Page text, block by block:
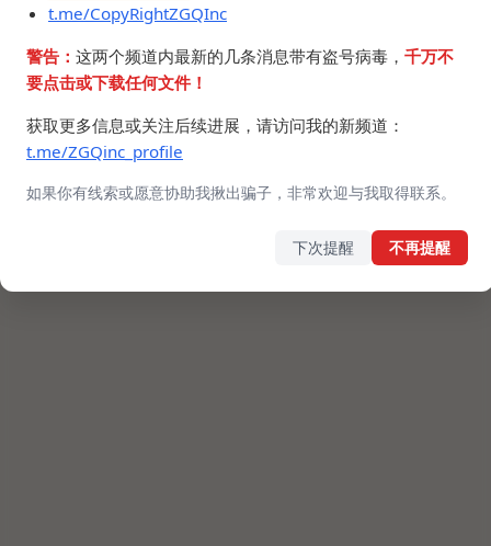
t.me/CopyRightZGQInc
警告： 这两个频道内最新的几条消息带有盗号病毒， 千万不
要点击或下载任何文件！
获取更多信息或关注后续进展，请访问我的新频道：
t.me/ZGQinc_profile
如果你有线索或愿意协助我揪出骗子，非常欢迎与我取得联系。
下次提醒 不再提醒